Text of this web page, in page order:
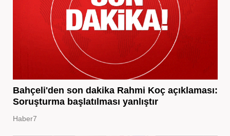
Bahçeli'den son dakika Rahmi Koç açıklaması:
Soruşturma başlatılması yanlıştır
Haber7